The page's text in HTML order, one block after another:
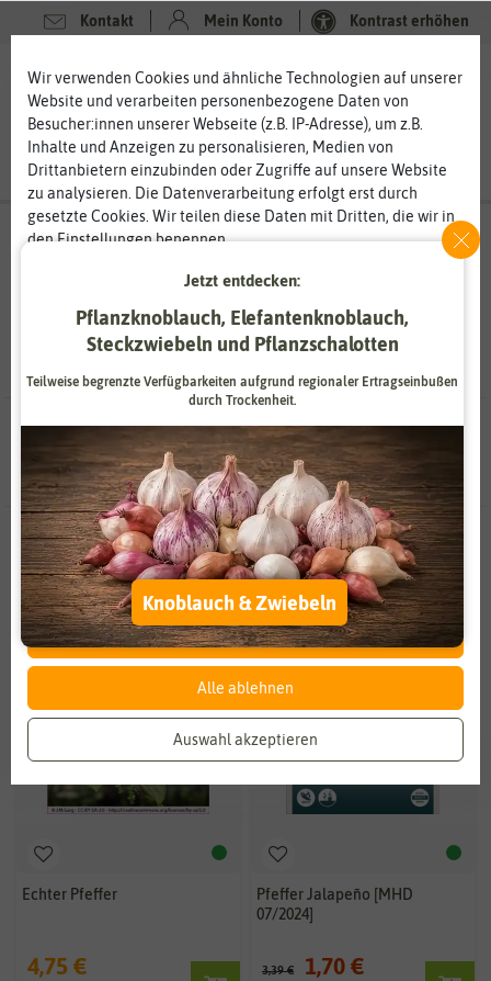
Kontakt Mein Konto Kontrast erhöhen
0 0
Suchergebnisse fürechter pfeffer(4Treffer)
4 Ergebnissegefunden
Echter Pfeffer
4,75 €
-50%
BIO
Pfeffer Jalapeño [MHD
07/2024]
3,39 € 1,70 €
Filter
Wir verwenden Cookies und ähnliche Technologien auf unserer
Website und verarbeiten personenbezogene Daten von
Besucher:innen unserer Webseite (z.B. IP-Adresse), um z.B.
Inhalte und Anzeigen zu personalisieren, Medien von
Drittanbietern einzubinden oder Zugriffe auf unsere Website
zu analysieren. Die Datenverarbeitung erfolgt erst durch
gesetzte Cookies. Wir teilen diese Daten mit Dritten, die wir in
den Einstellungen benennen.
eines berechtigten Interesses erfolgen. Die Zustimmung kann
erteilt oder abgelehnt werden. Es besteht das Recht, nicht
einzuwilligen und die Einwilligung zu einem späteren
Zeitpunkt zu ändern oder zu widerrufen. Weitere
Informationen zur Verwendung personenbezogener Daten und
den Diensten erklären wir in unsererDaten­schutz­erklärung
Essenziell Statistik
Zahlungsdienstleister Marketing
Externe Medien Funktional
Weitere Einstellungen
Alle akzeptieren
Alle ablehnen
Auswahl akzeptieren
Jetzt entdecken:
Pflanzknoblauch, Elefantenknoblauch,
Steckzwiebeln und Pflanzschalotten
Teilweise begrenzte Verfügbarkeiten aufgrund regionaler Ertragseinbußen
durch Trockenheit.
Knoblauch & Zwiebeln